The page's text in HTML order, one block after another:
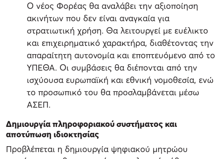
Ο νέος Φορέας θα αναλάβει την αξιοποίηση
ακινήτων που δεν είναι αναγκαία για
στρατιωτική χρήση. Θα λειτουργεί με ευέλικτο
και επιχειρηματικό χαρακτήρα, διαθέτοντας την
απαραίτητη αυτονομία και εποπτευόμενο από το
ΥΠΕΘΑ. Οι συμβάσεις θα διέπονται από την
ισχύουσα ευρωπαϊκή και εθνική νομοθεσία, ενώ
το προσωπικό του θα προσλαμβάνεται μέσω
ΑΣΕΠ.
Δημιουργία πληροφοριακού συστήματος και
αποτύπωση ιδιοκτησίας
Προβλέπεται η δημιουργία ψηφιακού μητρώου